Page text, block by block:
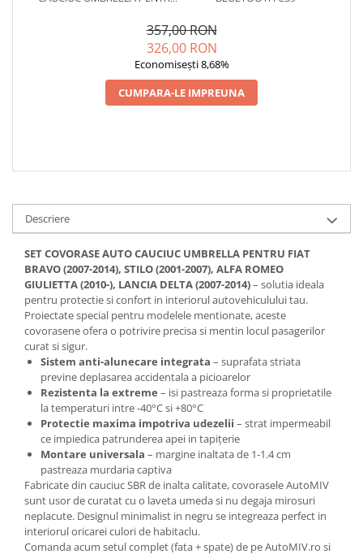
STILO (2001-2007) ALFA
ROMEO GIULIETTA (2010-)
LANCIA DELTA (2007-2014)
357,00 RON
326,00 RON
Economisești 8,68%
CUMPARA-LE IMPREUNA
Descriere
SET COVORASE AUTO CAUCIUC UMBRELLA PENTRU FIAT
BRAVO (2007-2014), STILO (2001-2007), ALFA ROMEO
GIULIETTA (2010-), LANCIA DELTA (2007-2014)– solutia ideala
pentru protectie si confort in interiorul autovehiculului tau.
Proiectate special pentru modelele mentionate, aceste
covorasene ofera o potrivire precisa si mentin locul pasagerilor
curat si sigur.
Sistem anti-alunecare integrata – suprafata striata
previne deplasarea accidentala a picioarelor
Rezistenta la extreme – isi pastreaza forma si proprietatile
la temperaturi intre -40°C si +80°C
Protectie maxima impotriva udezelii – strat impermeabil
ce impiedica patrunderea apei in tapițerie
Montare universala – margine inaltata de 1-1.4 cm
pastreaza murdaria captiva
Fabricate din cauciuc SBR de inalta calitate, covorasele AutoMIV
sunt usor de curatat cu o laveta umeda si nu degaja mirosuri
neplacute. Designul minimalist in negru se integreaza perfect in
interiorul oricarei culori de habitaclu.
Comanda acum setul complet (fata + spate) de pe AutoMIV.ro si